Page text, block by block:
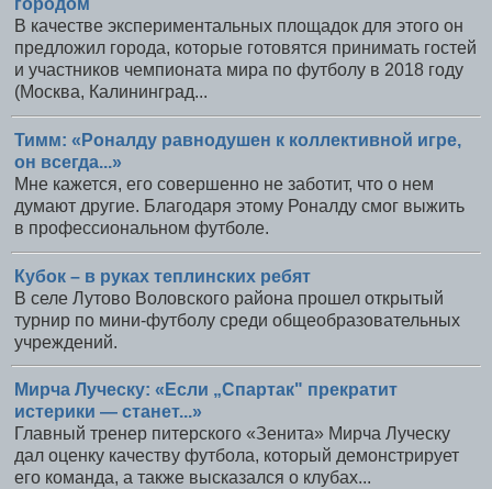
В качестве экспериментальных площадок для этого он
предложил города, которые готовятся принимать гостей
и участников чемпионата мира по футболу в 2018 году
(Москва, Калининград...
Тимм: «Роналду равнодушен к коллективной игре,
он всегда...»
Мне кажется, его совершенно не заботит, что о нем
думают другие. Благодаря этому Роналду смог выжить
в профессиональном футболе.
Кубок – в руках теплинских ребят
В селе Лутово Воловского района прошел открытый
турнир по мини-футболу среди общеобразовательных
учреждений.
Мирча Луческу: «Если „Спартак" прекратит
истерики — станет...»
Главный тренер питерского «Зенита» Мирча Луческу
дал оценку качеству футбола, который демонстрирует
его команда, а также высказался о клубах...